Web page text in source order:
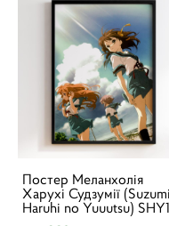
Постер Меланхолія
Харухі Судзумії
Haruhi no Yuuutsu)